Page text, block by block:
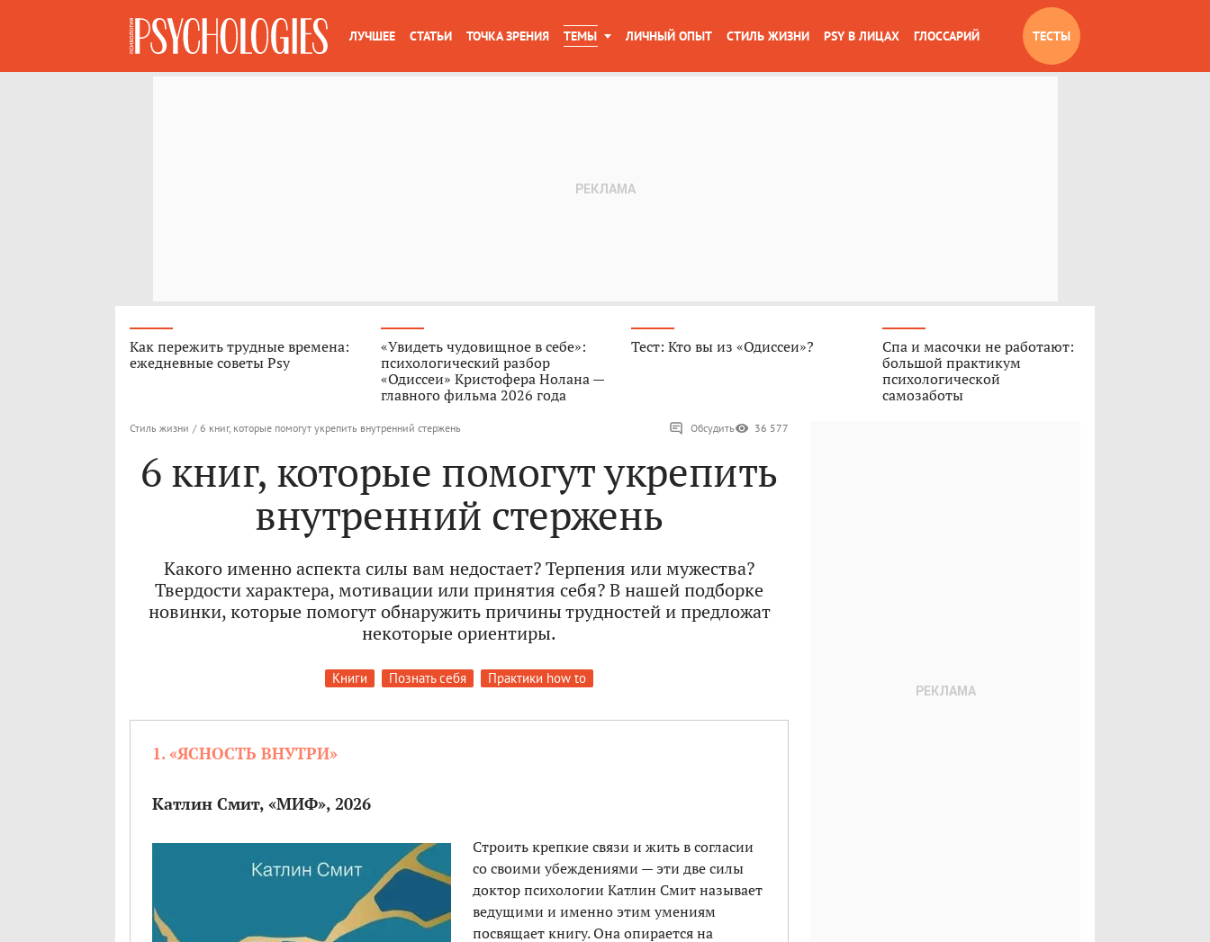
ЛУЧШЕЕ СТАТЬИ ТОЧКА ЗРЕНИЯ ТЕМЫ ЛИЧНЫЙ ОПЫТ СТИЛЬ ЖИЗНИ PSY В ЛИЦАХ ГЛОССАРИЙ ТЕСТЫ
Как пережить трудные времена:
ежедневные советы Psy
«Увидеть чудовищное в себе»:
психологический разбор
«Одиссеи» Кристофера Нолана —
главного фильма 2026 года
Тест: Кто вы из «Одиссеи»?
Спа и масочки не работают:
большой практикум
психологической
самозаботы
Стиль жизни / 6 книг, которые помогут укрепить внутренний стержень Обсудить 36 577
6 книг, которые помогут укрепить
внутренний стержень
Какого именно аспекта силы вам недостает? Терпения или мужества?
Твердости характера, мотивации или принятия себя? В нашей подборке
новинки, которые помогут обнаружить причины трудностей и предложат
некоторые ориентиры.
Книги Познать себя Практики how to
1. «ЯСНОСТЬ ВНУТРИ»
Катлин Смит, «МИФ», 2026
Строить крепкие связи и жить в согласии
со своими убеждениями — эти две силы
доктор психологии Катлин Смит называет
ведущими и именно этим умениям
посвящает книгу. Она опирается на